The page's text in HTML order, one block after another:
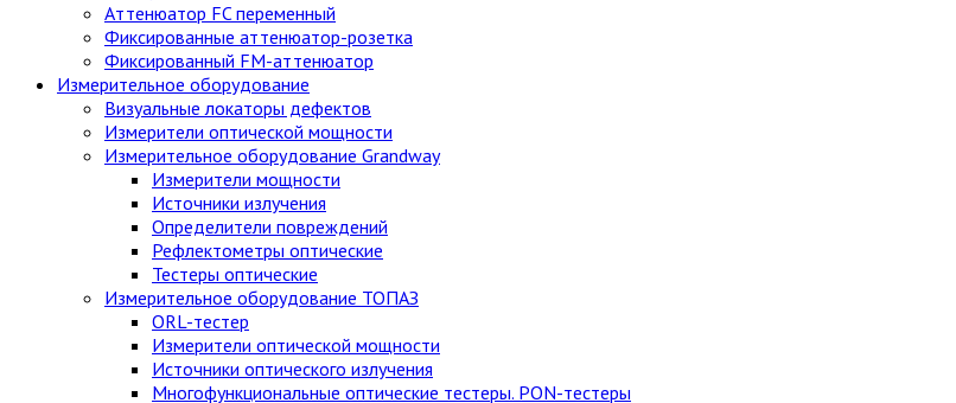
Аттенюатор FC переменный
Фиксированные аттенюатор-розетка
Фиксированный FM-аттенюатор
Измерительное оборудование
Визуальные локаторы дефектов
Измерители оптической мощности
Измерительное оборудование Grandway
Измерители мощности
Источники излучения
Определители повреждений
Рефлектометры оптические
Тестеры оптические
Измерительное оборудование ТОПАЗ
ORL-тестер
Измерители оптической мощности
Источники оптического излучения
Многофункциональные оптические тестеры. PON-тестеры